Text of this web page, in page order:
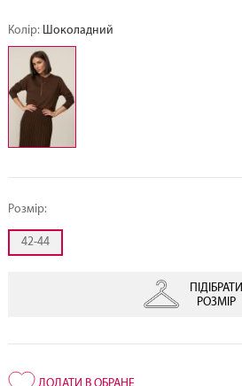
Колір: Шоколадний
Розмір:
42-44
ПІДІБРАТИ
РОЗМІР